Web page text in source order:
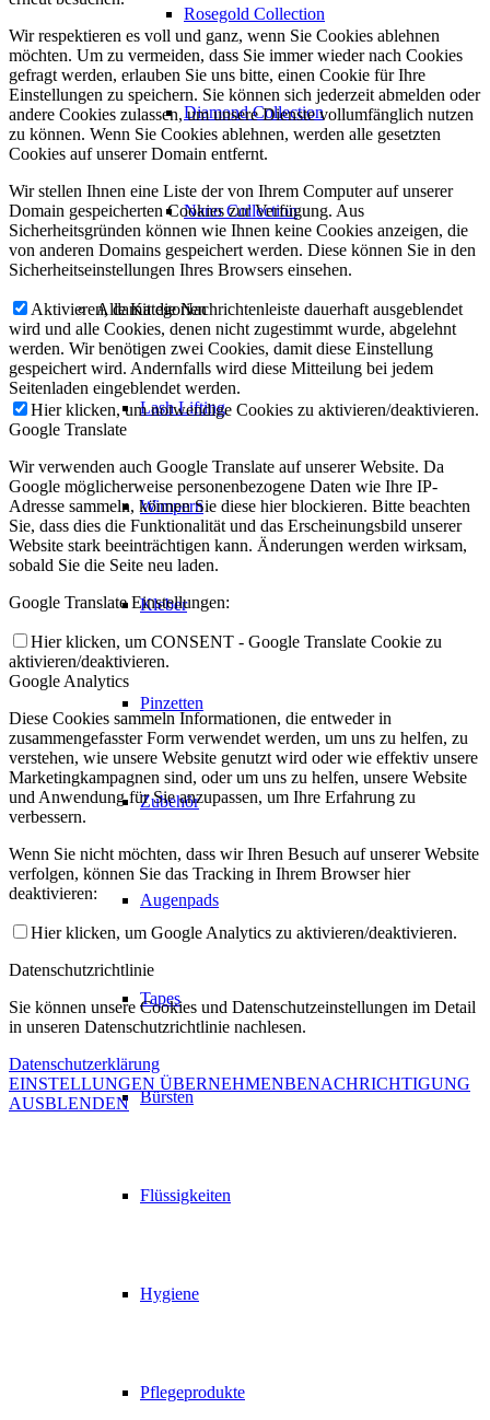
Rosegold Collection
Diamond Collection
Nano Collection
Alle Kategorien
Lash Lifting
Wimpern
Kleber
Pinzetten
Zubehör
Augenpads
Tapes
Bürsten
Flüssigkeiten
Hygiene
Pflegeprodukte
Wir respektieren es voll und ganz, wenn Sie Cookies ablehnen
möchten. Um zu vermeiden, dass Sie immer wieder nach Cookies
gefragt werden, erlauben Sie uns bitte, einen Cookie für Ihre
Einstellungen zu speichern. Sie können sich jederzeit abmelden oder
andere Cookies zulassen, um unsere Dienste vollumfänglich nutzen
zu können. Wenn Sie Cookies ablehnen, werden alle gesetzten
Cookies auf unserer Domain entfernt.
Wir stellen Ihnen eine Liste der von Ihrem Computer auf unserer
Domain gespeicherten Cookies zur Verfügung. Aus
Sicherheitsgründen können wie Ihnen keine Cookies anzeigen, die
von anderen Domains gespeichert werden. Diese können Sie in den
Sicherheitseinstellungen Ihres Browsers einsehen.
Aktivieren, damit die Nachrichtenleiste dauerhaft ausgeblendet
wird und alle Cookies, denen nicht zugestimmt wurde, abgelehnt
werden. Wir benötigen zwei Cookies, damit diese Einstellung
gespeichert wird. Andernfalls wird diese Mitteilung bei jedem
Seitenladen eingeblendet werden.
Hier klicken, um notwendige Cookies zu aktivieren/deaktivieren.
Google Translate
Wir verwenden auch Google Translate auf unserer Website. Da
Google möglicherweise personenbezogene Daten wie Ihre IP-
Adresse sammeln, können Sie diese hier blockieren. Bitte beachten
Sie, dass dies die Funktionalität und das Erscheinungsbild unserer
Website stark beeinträchtigen kann. Änderungen werden wirksam,
sobald Sie die Seite neu laden.
Google Translate Einstellungen:
Hier klicken, um CONSENT - Google Translate Cookie zu
aktivieren/deaktivieren.
Google Analytics
Diese Cookies sammeln Informationen, die entweder in
zusammengefasster Form verwendet werden, um uns zu helfen, zu
verstehen, wie unsere Website genutzt wird oder wie effektiv unsere
Marketingkampagnen sind, oder um uns zu helfen, unsere Website
und Anwendung für Sie anzupassen, um Ihre Erfahrung zu
verbessern.
Wenn Sie nicht möchten, dass wir Ihren Besuch auf unserer Website
verfolgen, können Sie das Tracking in Ihrem Browser hier
deaktivieren:
Hier klicken, um Google Analytics zu aktivieren/deaktivieren.
Datenschutzrichtlinie
Sie können unsere Cookies und Datenschutzeinstellungen im Detail
in unseren Datenschutzrichtlinie nachlesen.
Datenschutzerklärung
EINSTELLUNGEN ÜBERNEHMENBENACHRICHTIGUNG
AUSBLENDEN